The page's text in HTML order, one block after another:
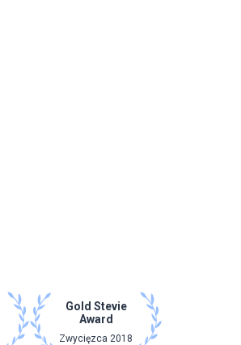
Gold Stevie
Award
Zwycięzca 2018